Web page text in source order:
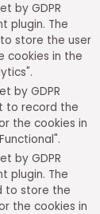
by GDPR
plugin. The
store the user
cookies in the
by GDPR
to record the
the cookies in
by GDPR
plugin. The
to store the
the cookies in